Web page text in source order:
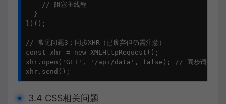
// 阻塞主线程
  }
})();
// 常见问题3：同步XHR（已废弃但仍需注意）
const xhr = new XMLHttpRequest ();
xhr. open ( 'GET' , '/api/data' , false );
// 同步请求！
xhr. send ();
3.4 CSS相关问题